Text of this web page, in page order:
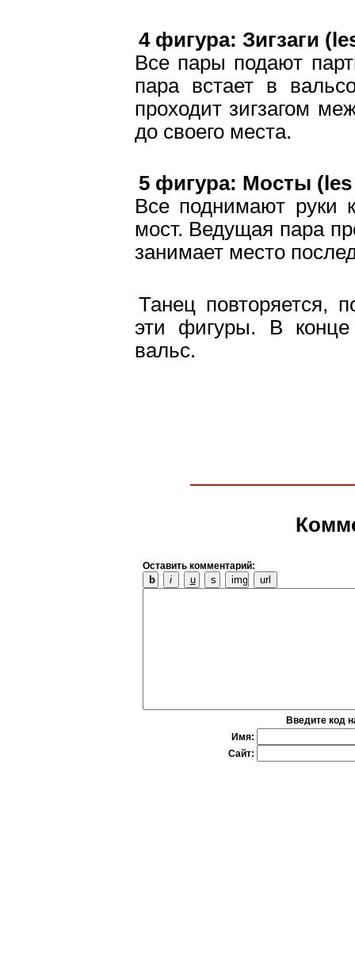
4 фигура: Зигзаги
Все пары подают
пара встает в
проходит зигзагом
до своего места.
5 фигура: Мосты
Все поднимают руки
мост. Ведущая пара
занимает место
Танец повторяется,
эти фигуры. В
вальс.
Оставить комментарий:
Введите код
Имя:
Сайт: